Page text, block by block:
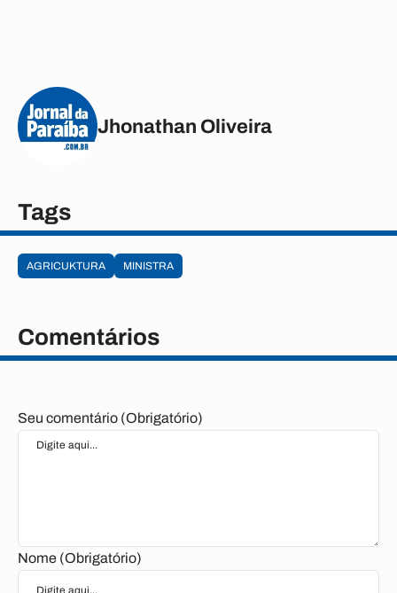
Jhonathan Oliveira
Tags
AGRICUKTURA MINISTRA
Comentários
Seu comentário (Obrigatório)
Nome (Obrigatório)